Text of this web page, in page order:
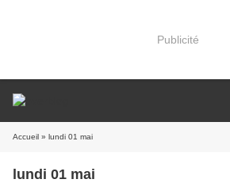
Publicité
Accueil » lundi 01 mai
lundi 01 mai